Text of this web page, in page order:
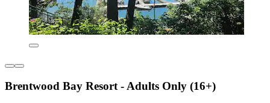
Brentwood Bay Resort - Adults Only (16+)